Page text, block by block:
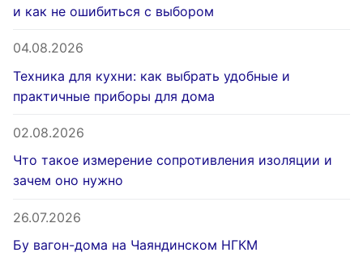
и как не ошибиться с выбором
04.08.2026
Техника для кухни: как выбрать удобные и
практичные приборы для дома
02.08.2026
Что такое измерение сопротивления изоляции и
зачем оно нужно
26.07.2026
Бу вагон-дома на Чаяндинском НГКМ